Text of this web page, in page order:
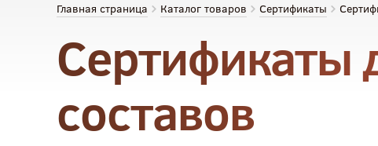
Главная страница Каталог товаров Сертификаты
Сертификаты
составов